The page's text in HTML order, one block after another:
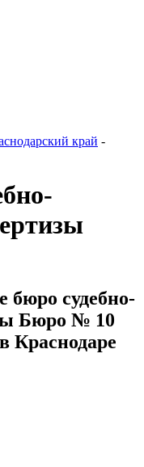
край -
бюро судебно-
Бюро № 10
Краснодаре